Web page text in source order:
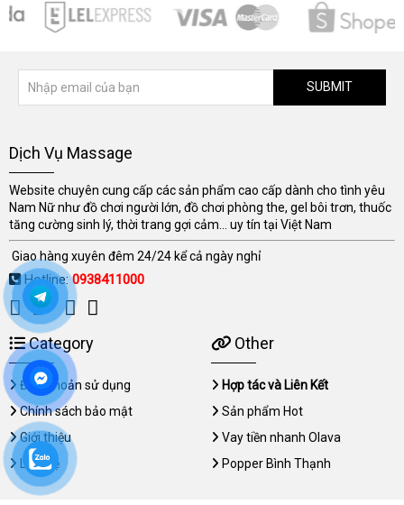
SUBMIT
Dịch Vụ Massage
Website chuyên cung cấp các sản phẩm cao cấp dành cho tình yêu
Nam Nữ như đồ chơi người lớn, đồ chơi phòng the, gel bôi trơn, thuốc
tăng cường sinh lý, thời trang gợi cảm... uy tín tại Việt Nam
Giao hàng xuyên đêm 24/24 kể cả ngày nghỉ
Hotline:0938411000
Category
Điều khoản sử dụng
Chính sách bảo mật
Giới thiệu
Liên hệ
Other
Hợp tác và Liên Kết
Sản phẩm Hot
Vay tiền nhanh Olava
Popper Bình Thạnh